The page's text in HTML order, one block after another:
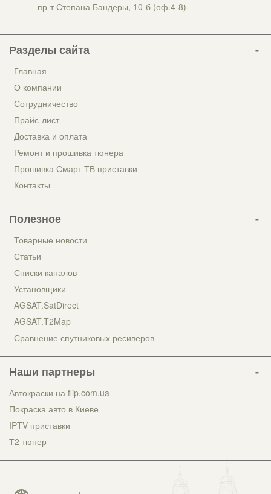
пр-т Степана Бандеры, 10-б (оф.4-8)
Разделы сайта
Главная
О компании
Сотрудничество
Прайс-лист
Доставка и оплата
Ремонт и прошивка тюнера
Прошивка Смарт ТВ приставки
Контакты
Полезное
Товарные новости
Статьи
Списки каналов
Установщики
AGSAT.SatDirect
AGSAT.T2Map
Сравнение спутниковых ресиверов
Наши партнеры
Автокраски на flip.com.ua
Покраска авто в Киеве
IPTV приставки
Т2 тюнер